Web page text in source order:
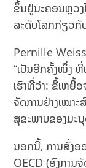
ຂຶ້ນ​ຢູ່​ນະຄອນຫຼວງ​
ລະດັບໂລກ​ກ່ຽວ​
Pernille
“ເປັນອີກຄັ້ງໜຶ່ງ
ເຮົາທີ່ວ່າ: ຂີ້ເຫຍື້
ຈັດການຢ່າງເໝາ
ສຸຂະພາບ​ຂອງ​ມະ
ນອກ​ນີ້, ການ​ສົ່ງ​ອ
OECD (ອົງການ​